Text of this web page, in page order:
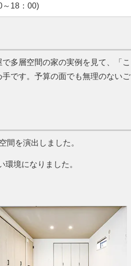
18：00)
多層空間の家の実例を見て、
こ
手です。予算の面でも無理のないご
間を演出しました。
境になりました。